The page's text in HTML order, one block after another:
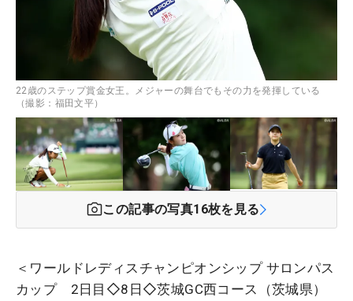
22歳のステップ賞金女王。メジャーの舞台でもその力を発揮している
（撮影：福田文平）
この記事の写真16枚を見る
＜ワールドレディスチャンピオンシップ サロンパス
カップ 2日目◇8日◇茨城GC西コース（茨城県）